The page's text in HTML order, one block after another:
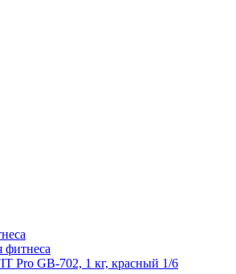
фитнеса
Pro GB-702, 1 кг, красный 1/6